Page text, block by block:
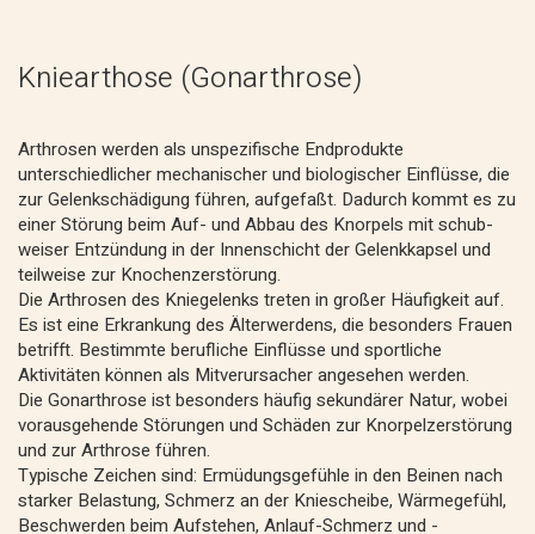
Kniearthose (Gonarthrose)
Arthrosen werden als unspezifische Endprodukte
unterschiedlicher mechanischer und biologischer Einflüsse, die
zur Gelenkschädigung führen, aufgefaßt. Dadurch kommt es zu
einer Störung beim Auf- und Abbau des Knorpels mit schub-
weiser Entzündung in der Innenschicht der Gelenkkapsel und
teilweise zur Knochenzerstörung.
Die Arthrosen des Kniegelenks treten in großer Häufigkeit auf.
Es ist eine Erkrankung des Älterwerdens, die besonders Frauen
betrifft. Bestimmte berufliche Einflüsse und sportliche
Aktivitäten können als Mitverursacher angesehen werden.
Die Gonarthrose ist besonders häufig sekundärer Natur, wobei
vorausgehende Störungen und Schäden zur Knorpelzerstörung
und zur Arthrose führen.
Typische Zeichen sind: Ermüdungsgefühle in den Beinen nach
starker Belastung, Schmerz an der Kniescheibe, Wärmegefühl,
Beschwerden beim Aufstehen, Anlauf-Schmerz und -